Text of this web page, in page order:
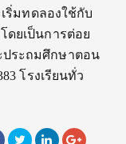
ริ่มทดลองใช้กับ
ดยเป็นการต่อย
ประถมศึกษาตอน
โรงเรียนทั่ว